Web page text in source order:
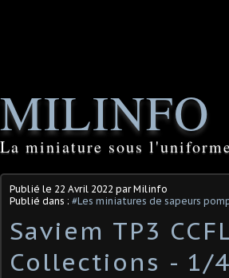
MILINFO
La miniature sous
Publié le 22 Avril 2022 par Milinfo
Publié dans : #Les miniatures de sapeurs
Saviem TP3
Collections - 1/